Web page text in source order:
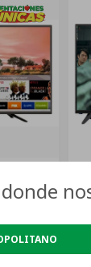
40" 4k
299